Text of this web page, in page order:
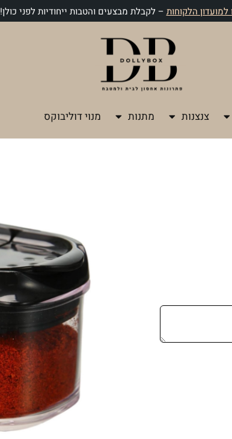
הלקוחות – לקבלת מבצעים והטבות ייחודיות לפני כולן!
צנצנות מתנות מנוי דוליבוקס